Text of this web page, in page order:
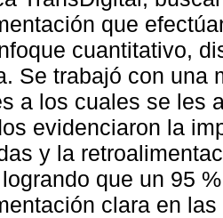
que
cuantitativo,
Se trabajó con una
a los cuales se les
evidenciaron la
y la
que un 95
clara en